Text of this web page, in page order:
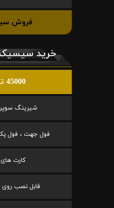
فروش
خرید
45000 تومان
شیرینگ
فول جهت ، فول
کارت های
قابل نصب روی